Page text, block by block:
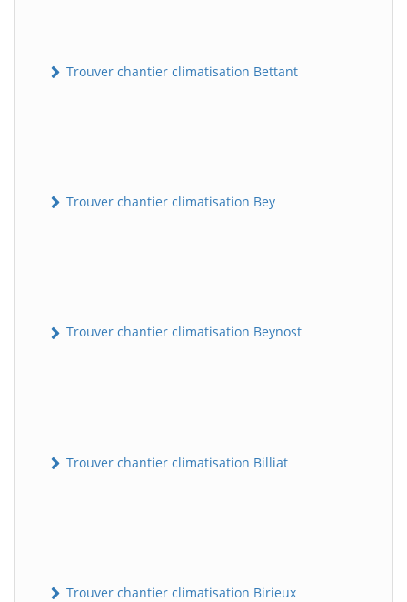
Trouver chantier climatisation Bettant
Trouver chantier climatisation Bey
Trouver chantier climatisation Beynost
Trouver chantier climatisation Billiat
Trouver chantier climatisation Birieux